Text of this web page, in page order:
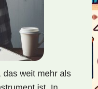
das weit mehr als